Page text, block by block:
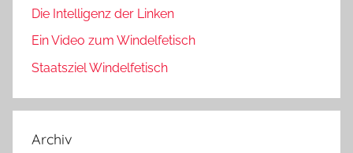
Die Intelligenz der Linken
Ein Video zum Windelfetisch
Staatsziel Windelfetisch
Archiv